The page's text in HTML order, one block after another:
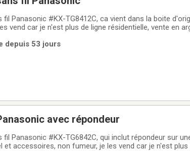
Panasonic #KX-TG8412C, ca vient dans la boite
vend car je n'est plus de ligne résidentielle, vente en
depuis 53 jours
avec répondeur
Panasonic #KX-TG6842C, qui inclut répondeur sur
et accessoires, non fumeur, je les vend car je n'est plus